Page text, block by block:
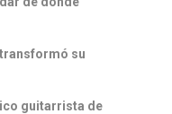
su
guitarrista de